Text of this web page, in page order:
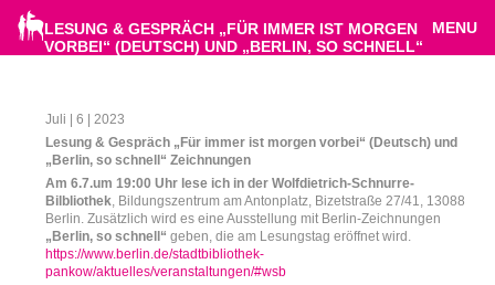
LESUNG & GESPRÄCH „FÜR IMMER IST MORGEN
VORBEI“ (DEUTSCH) UND „BERLIN, SO SCHNELL“
MENU
Juli | 6 | 2023
Lesung & Gespräch „Für immer ist morgen vorbei“ (Deutsch) und
„Berlin, so schnell“ Zeichnungen
Am 6.7.um 19:00 Uhr lese ich in der Wolfdietrich-Schnurre-
Bilbliothek, Bildungszentrum am Antonplatz, Bizetstraße 27/41, 13088
Berlin. Zusätzlich wird es eine Ausstellung mit Berlin-Zeichnungen
„Berlin, so schnell“ geben, die am Lesungstag eröffnet wird.
https://www.berlin.de/stadtbibliothek-
pankow/aktuelles/veranstaltungen/#wsb